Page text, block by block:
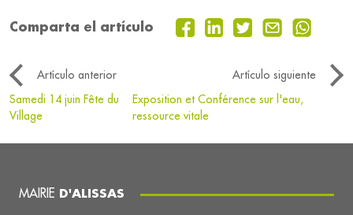
Comparta el artículo
Artículo anterior
Artículo siguiente
Samedi 14 juin Fête du
Village
Exposition et Conférence sur l'eau,
ressource vitale
MAIRIE D'ALISSAS